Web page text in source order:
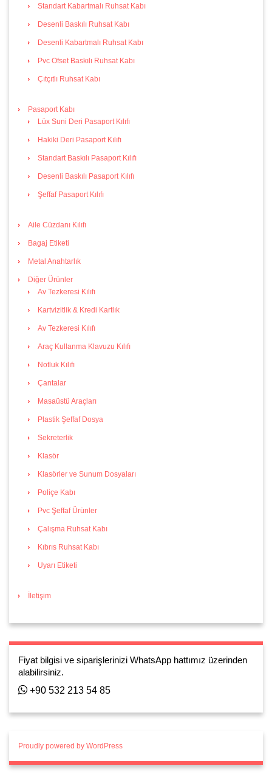
Standart Kabartmalı Ruhsat Kabı
Desenli Baskılı Ruhsat Kabı
Desenli Kabartmalı Ruhsat Kabı
Pvc Ofset Baskılı Ruhsat Kabı
Çıtçıtlı Ruhsat Kabı
Pasaport Kabı
Lüx Suni Deri Pasaport Kılıfı
Hakiki Deri Pasaport Kılıfı
Standart Baskılı Pasaport Kılıfı
Desenli Baskılı Pasaport Kılıfı
Şeffaf Pasaport Kılıfı
Aile Cüzdanı Kılıfı
Bagaj Etiketi
Metal Anahtarlık
Diğer Ürünler
Av Tezkeresi Kılıfı
Kartvizitlik & Kredi Kartlık
Av Tezkeresi Kılıfı
Araç Kullanma Klavuzu Kılıfı
Notluk Kılıfı
Çantalar
Masaüstü Araçları
Plastik Şeffaf Dosya
Sekreterlik
Klasör
Klasörler ve Sunum Dosyaları
Poliçe Kabı
Pvc Şeffaf Ürünler
Çalışma Ruhsat Kabı
Kıbrıs Ruhsat Kabı
Uyarı Etiketi
İletişim
Fiyat bilgisi ve siparişlerinizi WhatsApp hattımız üzerinden
alabilirsiniz.
+90 532 213 54 85
Proudly powered by WordPress